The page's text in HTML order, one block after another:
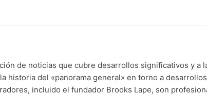
de noticias que cubre desarrollos significativos y a
historia del «panorama general» en torno a
incluido el fundador Brooks Lape, son